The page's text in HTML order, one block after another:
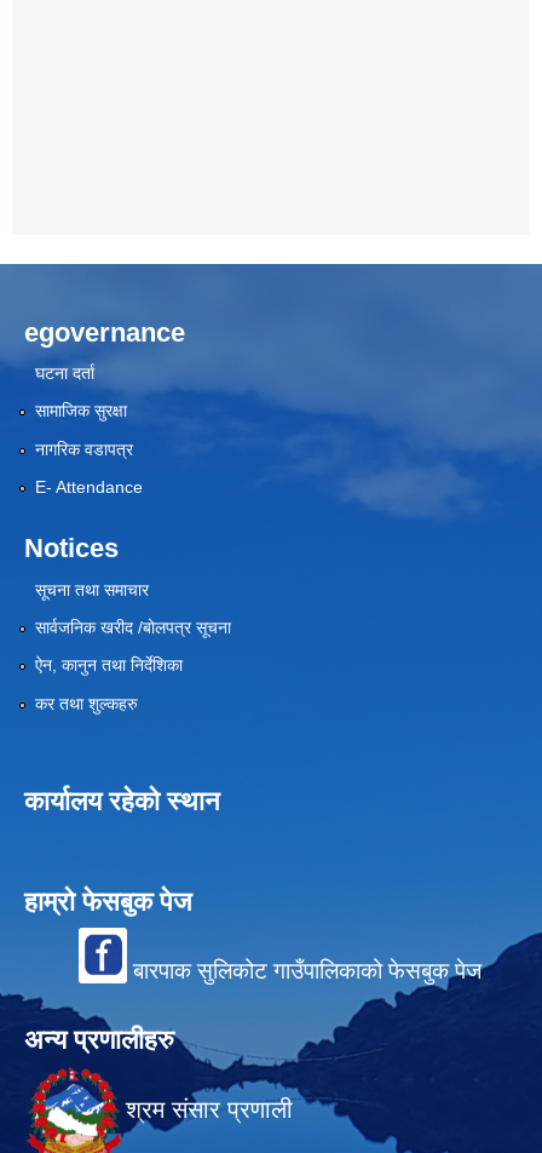
egovernance
घटना दर्ता
सामाजिक सुरक्षा
नागरिक वडापत्र
E- Attendance
Notices
सूचना तथा समाचार
सार्वजनिक खरीद /बोलपत्र सूचना
ऐन, कानुन तथा निर्देशिका
कर तथा शुल्कहरु
कार्यालय रहेको स्थान
हाम्रो फेसबुक पेज
बारपाक सुलिकोट गाउँपालिकाको फेसबुक पेज
अन्य प्रणालीहरु
श्रम संसार प्रणाली